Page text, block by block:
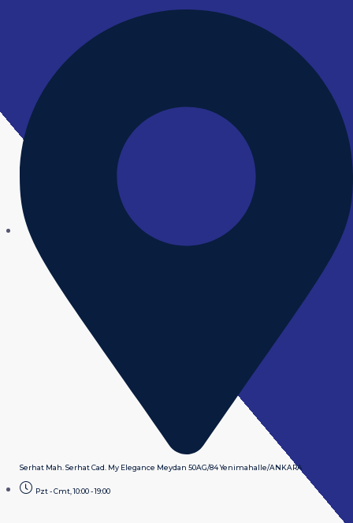
Serhat Mah. Serhat Cad. My Elegance Meydan 50AG/84 Yenimahalle/ANKARA
Pzt - Cmt, 10:00 - 19:00